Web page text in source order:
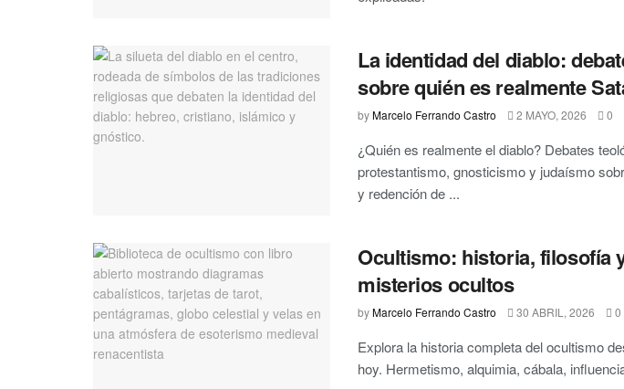
La identidad del diablo:
sobre quién es realmente
byMarcelo Ferrando Castro 2 MAYO, 2026 0
¿Quién es realmente el diablo? Debates
protestantismo, gnosticismo y judaísmo
y redención de ...
Ocultismo: historia, filosofía
misterios ocultos
byMarcelo Ferrando Castro 30 ABRIL, 2026 0
Explora la historia completa del ocultismo
hoy. Hermetismo, alquimia, cábala,